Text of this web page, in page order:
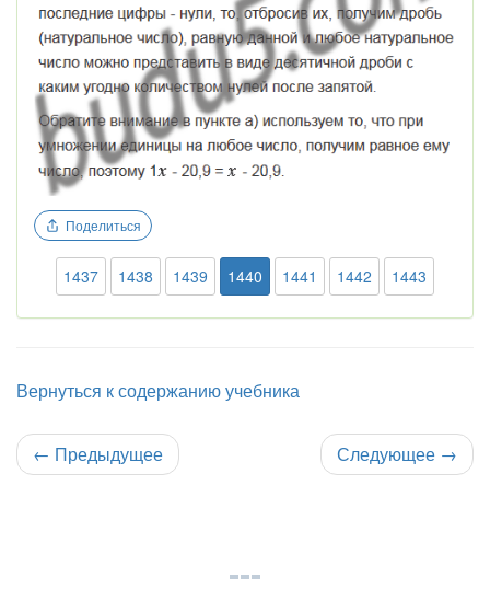
Поделиться
1437 1438 1439 1440 1441 1442 1443
Вернуться к содержанию учебника
← Предыдущее Следующее →